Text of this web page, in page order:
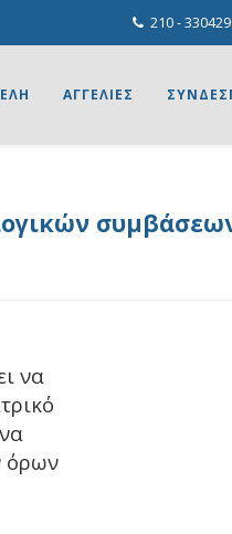
210 -
ΑΓΓΕΛΙΕΣ
να
όρων